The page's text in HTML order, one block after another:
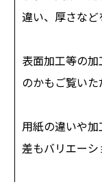
違い、厚さなど
表面加工等の
のかもご覧いた
用紙の違いや
差もバリエーシ